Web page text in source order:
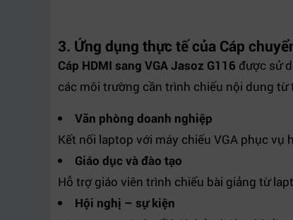
3. Ứng dụng thực tế của Cáp
Cáp HDMI sang VGA Jasoz G116 được sử
các môi trường cần trình chiếu nội dung
Văn phòng doanh nghiệp
Kết nối laptop với máy chiếu VGA phục vụ
Giáo dục và đào tạo
Hỗ trợ giáo viên trình chiếu bài giảng từ
Hội nghị – sự kiện